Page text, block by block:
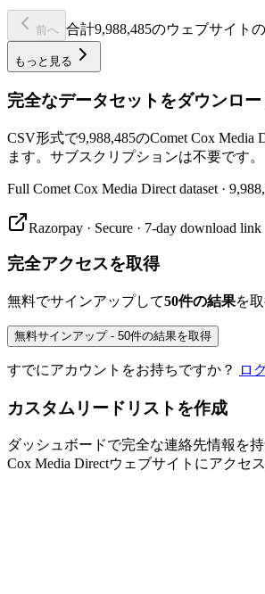
前へ 合計9,988,485のウェブサイト
もっと見る
完全なデータセットをダウンロー
CSV形式で9,988,485のComet Cox Media
ます。サブスクリプションは不要です。
Full Comet Cox Media Direct dataset ·
Razorpay · Secure · 7-day download link
完全アクセスを取得
無料でサインアップして50件の結果を
無料サインアップ - 50件の結果を取得
すでにアカウントをお持ちですか？ ロ
カスタムリードリストを作成
ダッシュボードで完全な連絡先情報を持
Cox Media Directウェブサイトにアクセス